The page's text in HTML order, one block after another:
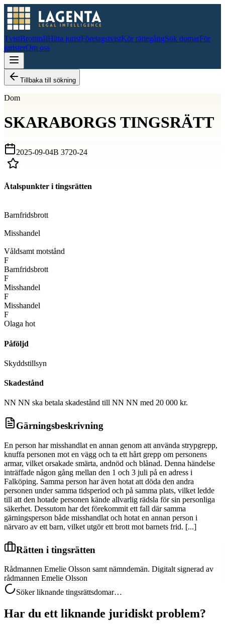
TvistBrottmålHitta juristFöretagstvistKör rättegångSök domarFör
juristerOm oss
Tillbaka till sökning
Dom
SKARABORGS TINGSRÄTT
2025-09-04B 3720-24
Åtalspunkter i tingsrätten
Barnfridsbrott
Misshandel
Våldsamt motstånd
F
Barnfridsbrott
F
Misshandel
F
Misshandel
F
Olaga hot
Påföljd
Skyddstillsyn
Skadestånd
NN NN ska betala skadestånd till NN NN med 20 000 kr.
Gärningsbeskrivning
En person har misshandlat en annan genom att använda strypgrepp,
knuffa personen mot en vägg och ta ett hårt grepp om personens
armar, vilket orsakade smärta, andnöd och blånad. Denna händelse
inträffade någon gång mellan den 1 och 3 juli på en adress i
Falköping. Samma person har även hotat att döda den andra
personen under samma tidsperiod och på samma plats, vilket ledde
till att den hotade personen kände allvarlig rädsla för sin personliga
säkerhet. Dessutom har det förekommit ett fall där samma
gärningsperson både misshandlat och hotat en annan person i
närvaro av ett barn, vilket utgör ett brott mot barnets frid. [...]
Rätten i tingsrätten
Rådmannen Emelie Olsson samt nämndemän. Digitalt signerad av
rådmannen Emelie Olsson
Söker liknande tingsrättsdomar…
Har du ett liknande juridiskt problem?